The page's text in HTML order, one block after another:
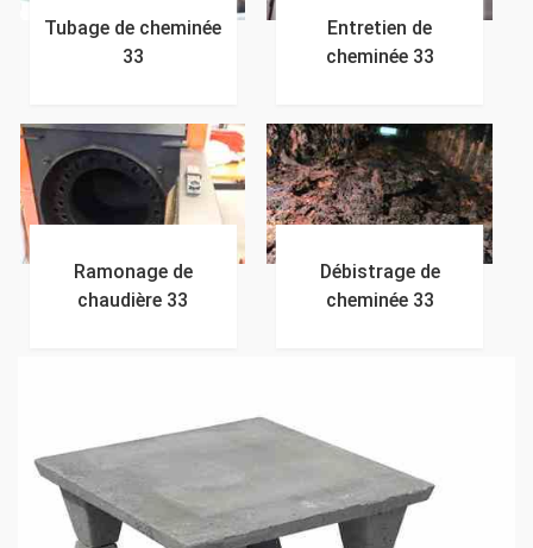
Tubage de cheminée
33
Entretien de
cheminée 33
Ramonage de
chaudière 33
Débistrage de
cheminée 33